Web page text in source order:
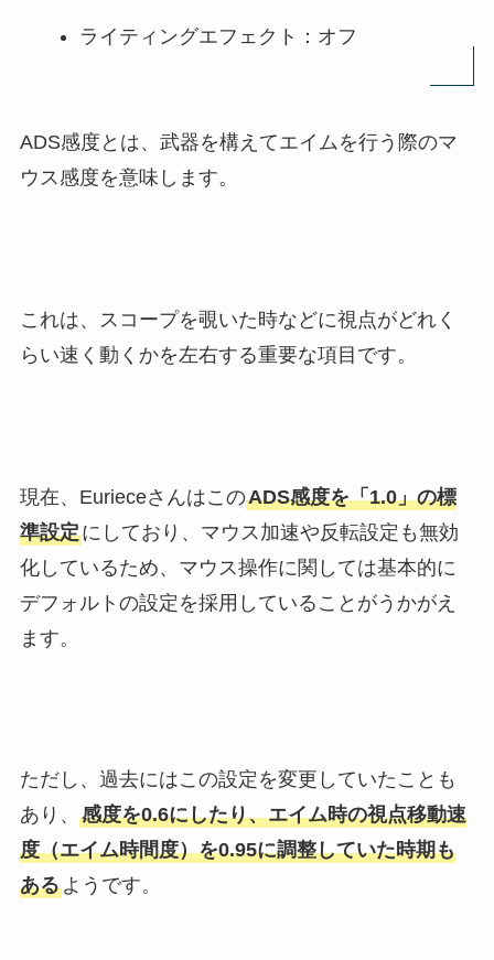
ライティングエフェクト：オフ
ADS感度とは、武器を構えてエイムを行う際のマ
ウス感度を意味します。
これは、スコープを覗いた時などに視点がどれく
らい速く動くかを左右する重要な項目です。
現在、EurieceさんはこのADS感度を「1.0」の標
準設定にしており、マウス加速や反転設定も無効
化しているため、マウス操作に関しては基本的に
デフォルトの設定を採用していることがうかがえ
ます。
ただし、過去にはこの設定を変更していたことも
あり、 感度を0.6にしたり、エイム時の視点移動速
度（エイム時間度）を0.95に調整していた時期も
あるようです。